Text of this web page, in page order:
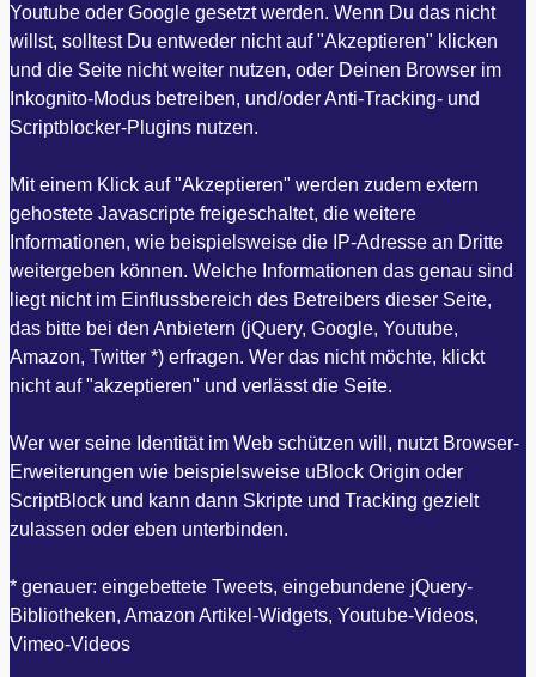
Youtube oder Google gesetzt werden. Wenn Du das nicht
willst, solltest Du entweder nicht auf "Akzeptieren" klicken
und die Seite nicht weiter nutzen, oder Deinen Browser im
Inkognito-Modus betreiben, und/oder Anti-Tracking- und
Scriptblocker-Plugins nutzen.
Mit einem Klick auf "Akzeptieren" werden zudem extern
gehostete Javascripte freigeschaltet, die weitere
Informationen, wie beispielsweise die IP-Adresse an Dritte
weitergeben können. Welche Informationen das genau sind
liegt nicht im Einflussbereich des Betreibers dieser Seite,
das bitte bei den Anbietern (jQuery, Google, Youtube,
Amazon, Twitter *) erfragen. Wer das nicht möchte, klickt
nicht auf "akzeptieren" und verlässt die Seite.
Wer wer seine Identität im Web schützen will, nutzt Browser-
Erweiterungen wie beispielsweise uBlock Origin oder
ScriptBlock und kann dann Skripte und Tracking gezielt
zulassen oder eben unterbinden.
* genauer: eingebettete Tweets, eingebundene jQuery-
Bibliotheken, Amazon Artikel-Widgets, Youtube-Videos,
Vimeo-Videos